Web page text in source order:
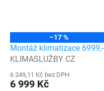
–17 %
Montáž klimatizace 6999,-
KLIMASLUŽBY CZ
6 249,11 Kč bez DPH
6 999 Kč